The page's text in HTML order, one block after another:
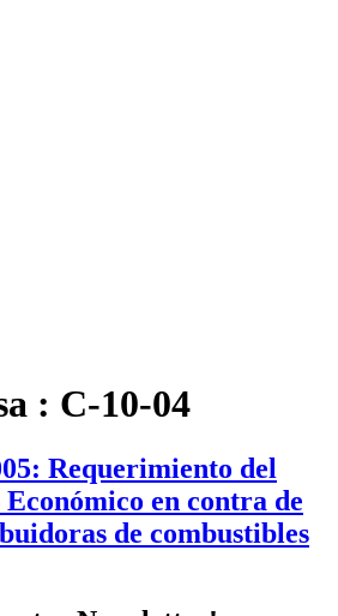
: C-10-04
Requerimiento del
en contra de
de combustibles